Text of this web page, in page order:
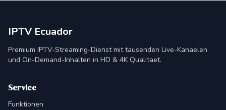
IPTV Ecuador
Premium IPTV-Streaming-Dienst mit tausenden Live-Kanaelen
und On-Demand-Inhalten in HD & 4K Qualitaet.
Service
Funktionen